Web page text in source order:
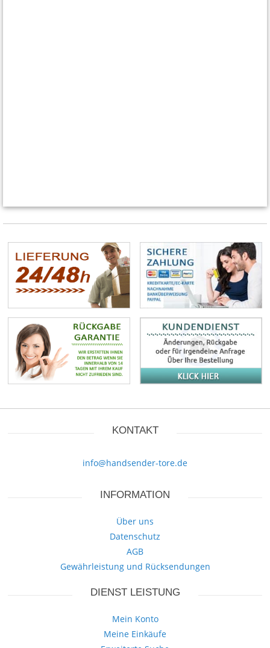
KONTAKT
info@handsender-tore.de
INFORMATION
Über uns
Datenschutz
AGB
Gewährleistung und Rücksendungen
DIENST LEISTUNG
Mein Konto
Meine Einkäufe